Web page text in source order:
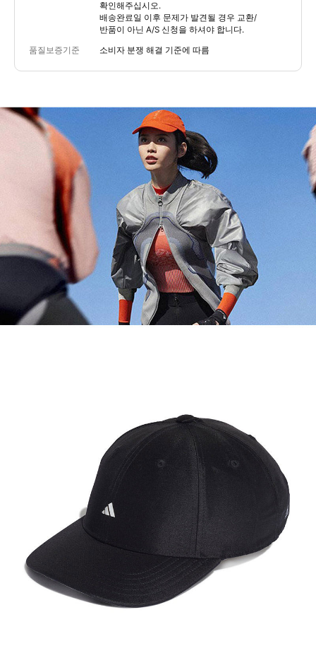
확인해주십시오.
배송완료일 이후 문제가 발견될 경우 교환/
반품이 아닌 A/S 신청을 하셔야 합니다.
품질보증기준 소비자 분쟁 해결 기준에 따름